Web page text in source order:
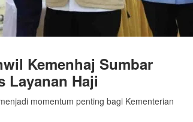
Kemenhaj Sumbar
Layanan Haji
momentum penting bagi Kementerian